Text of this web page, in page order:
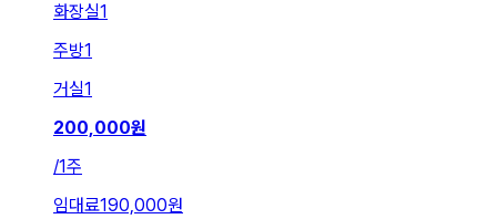
화장실1
주방1
거실1
200,000원
/1주
임대료190,000원